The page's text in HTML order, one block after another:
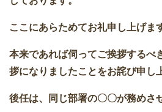
ここにあらためてお礼申し上げま
本来であれば伺ってご挨拶するべ
拶になりましたことをお詫び申し
後任は、同じ部署の〇〇が務めさ